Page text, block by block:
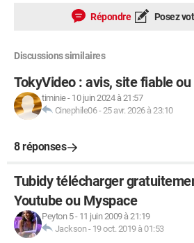
Répondre Posez
Discussions similaires
TokyVideo : avis, site fiable ou
timinie- 10 juin 2024 à 21:57
Cinephile06-25 avr. 2026 à 23:10
8 réponses
Tubidy télécharger
Youtube ou Myspace
Peyton 5- 11 juin 2009 à 21:19
Jackson- 19 oct. 2019 à 01:53